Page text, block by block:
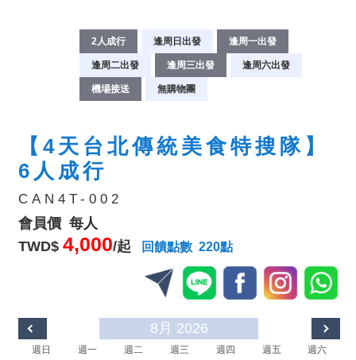
2人成行 逢周日出發 逢周一出發
逢周二出發 逢周三出發 逢周六出發
機場接送 無購物團
【4天台北傳統美食特搜隊】
6人成行
CAN4T-002
會員價 每人
TWD$ 4,000/起 回饋點數 220點
8月 2026
週日 週一 週二 週三 週四 週五 週六